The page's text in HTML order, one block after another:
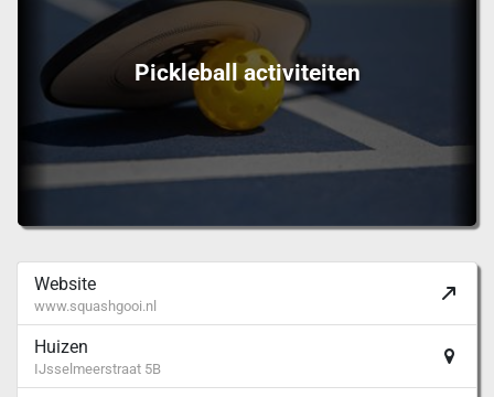
Pickleball activiteiten
Website
www.squashgooi.nl
Huizen
IJsselmeerstraat 5B